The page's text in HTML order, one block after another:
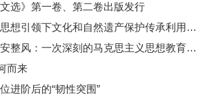
文选》第一卷、第二卷出版发行
在习近平文化思想引领下文化和自然遗产保护传承利用工作开创新局面
伟大征程丨延安整风：一次深刻的马克思主义思想教育运动
而来
进阶后的“韧性突围”